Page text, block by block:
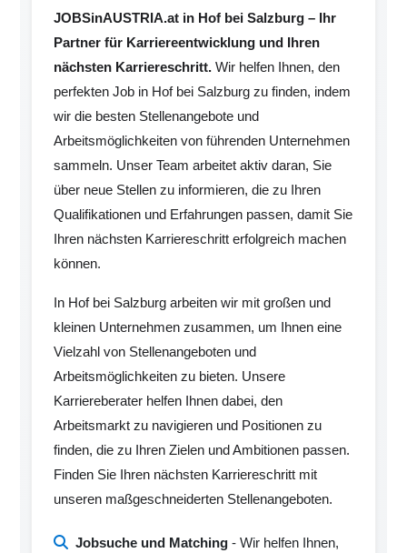
JOBSinAUSTRIA.at in Hof bei Salzburg – Ihr
Partner für Karriereentwicklung und Ihren
nächsten Karriereschritt. Wir helfen Ihnen, den
perfekten Job in Hof bei Salzburg zu finden, indem
wir die besten Stellenangebote und
Arbeitsmöglichkeiten von führenden Unternehmen
sammeln. Unser Team arbeitet aktiv daran, Sie
über neue Stellen zu informieren, die zu Ihren
Qualifikationen und Erfahrungen passen, damit Sie
Ihren nächsten Karriereschritt erfolgreich machen
können.
In Hof bei Salzburg arbeiten wir mit großen und
kleinen Unternehmen zusammen, um Ihnen eine
Vielzahl von Stellenangeboten und
Arbeitsmöglichkeiten zu bieten. Unsere
Karriereberater helfen Ihnen dabei, den
Arbeitsmarkt zu navigieren und Positionen zu
finden, die zu Ihren Zielen und Ambitionen passen.
Finden Sie Ihren nächsten Karriereschritt mit
unseren maßgeschneiderten Stellenangeboten.
Jobsuche und Matching - Wir helfen Ihnen,